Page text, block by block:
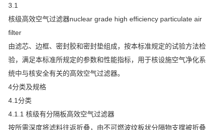
3.1
核级高效空气过滤器nuclear grade high efficiency particulate air
filter
由滤芯、边框、密封胶和密封垫组成，按本标准规定的试验方法检
验，满足本标准所规定的参数和性能指标，用于核设施空气净化系
统中与核安全有关的高效空气过滤器。
4分类及规格
4.1分类
4.1.1 核级有分隔板高效空气过滤器
按所需深度将滤料往返折叠，由不可燃波纹板状分隔物支撑被折叠